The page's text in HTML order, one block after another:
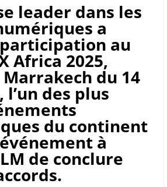
leader dans les
a
au
Africa 2025,
du 14
des plus
du continent
à
de conclure